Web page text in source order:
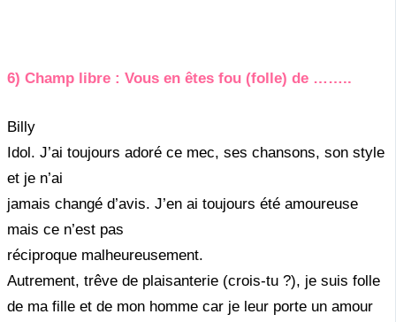
6) Champ libre : Vous en êtes fou (folle) de ……..
Billy
Idol. J’ai toujours adoré ce mec, ses chansons, son style
et je n’ai
jamais changé d’avis. J’en ai toujours été amoureuse
mais ce n’est pas
réciproque malheureusement.
Autrement, trêve de plaisanterie (crois-tu ?), je suis folle
de ma fille et de mon homme car je leur porte un amour